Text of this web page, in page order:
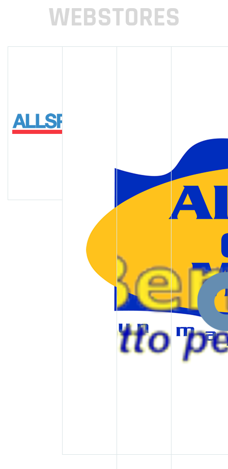
WEBSTORES